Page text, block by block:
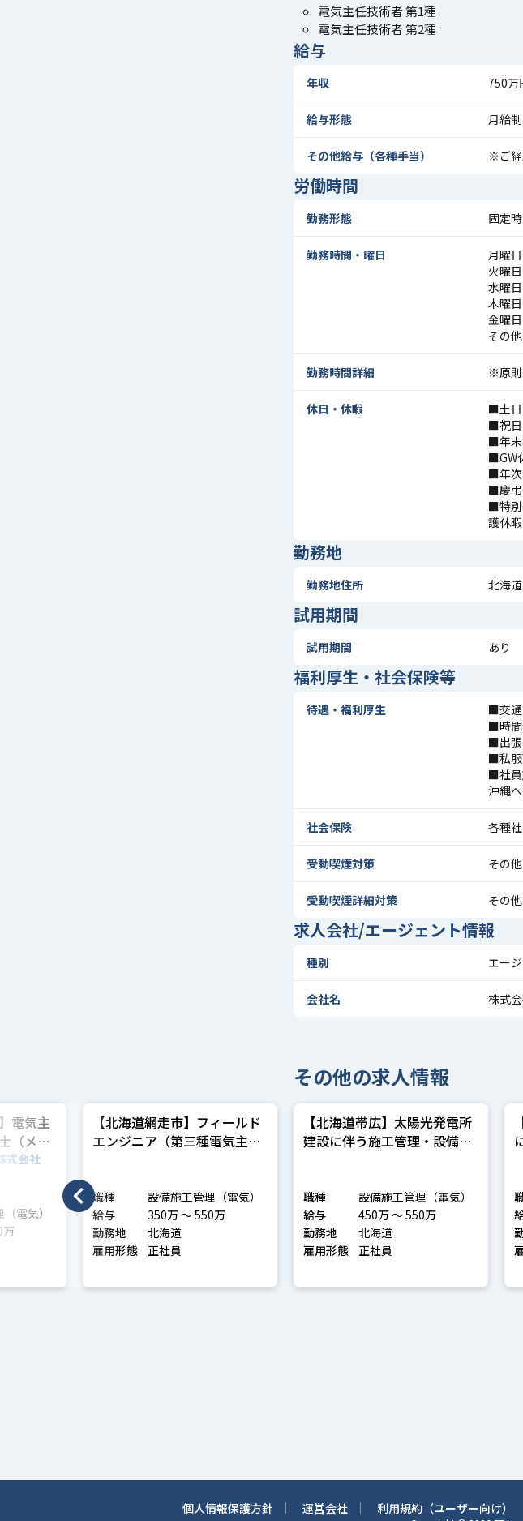
電気主任技術者 第1種
電気主任技術者 第2種
給与
年収 750万
給与形態 月給制
その他給与（各種手当） ※ご経
労働時間
勤務形態 固定
勤務時間・曜日
月曜
火曜
水曜
木曜
金曜
その
勤務時間詳細 ※原則
休日・休暇
■土日
■祝日
■年末
■GW
■年次
■慶弔
■特別
護休
勤務地
勤務地住所 北海道
試用期間
試用期間 あり
福利厚生・社会保険等
待遇・福利厚生
■交通
■時間
■出張
■私
■社員
沖縄へ
社会保険 各種
受動喫煙対策 その他
受動喫煙詳細対策 その他
求人会社/エージェント情報
種別 エー
会社名 株式
その他の求人情報
電気主
（メガ
式会社
電気）
万
【北海道網走市】フィールド
エンジニア（第三種電気主任
職種
設備施工管理（電気）
給与
350万 〜 550万
勤務地
北海道
雇用形態
正社員
【北海道帯広】太陽光発電所
建設に伴う施工管理・設備管
職種
設備施工管理（電気）
給与
450万 〜 550万
勤務地
北海道
雇用形態
正社員
個人情報保護方針 運営会社 利用規約（ユーザー向け）